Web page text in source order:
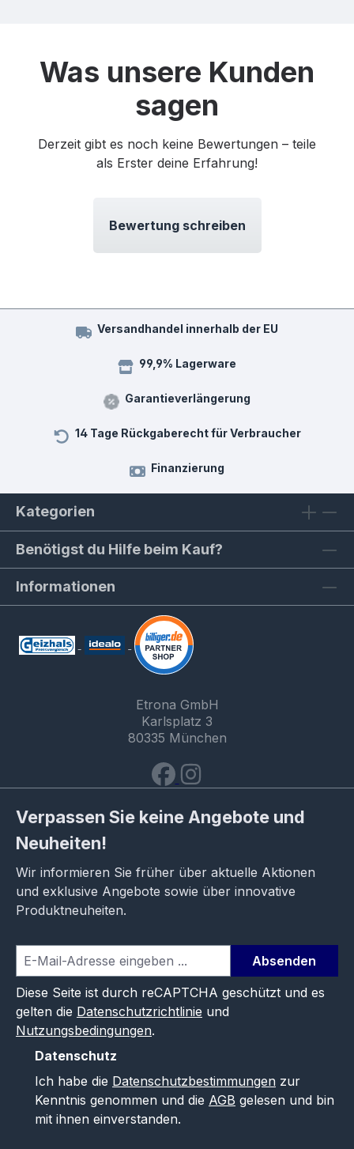
Was unsere Kunden
sagen
Derzeit gibt es noch keine Bewertungen – teile
als Erster deine Erfahrung!
Bewertung schreiben
Versandhandel innerhalb der EU
99,9% Lagerware
Garantieverlängerung
14 Tage Rückgaberecht für Verbraucher
Finanzierung
Kategorien
Benötigst du Hilfe beim Kauf?
Informationen
Etrona GmbH
Karlsplatz 3
80335 München
Verpassen Sie keine Angebote und
Neuheiten!
Wir informieren Sie früher über aktuelle Aktionen
und exklusive Angebote sowie über innovative
Produktneuheiten.
Absenden
Diese Seite ist durch reCAPTCHA geschützt und es
gelten die Datenschutzrichtlinie und
Nutzungsbedingungen.
Datenschutz
Ich habe die Datenschutzbestimmungen zur
Kenntnis genommen und die AGB gelesen und bin
mit ihnen einverstanden.